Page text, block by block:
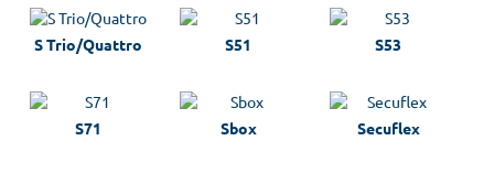
S Trio/Quattro S51 S53
S71 Sbox Secuflex